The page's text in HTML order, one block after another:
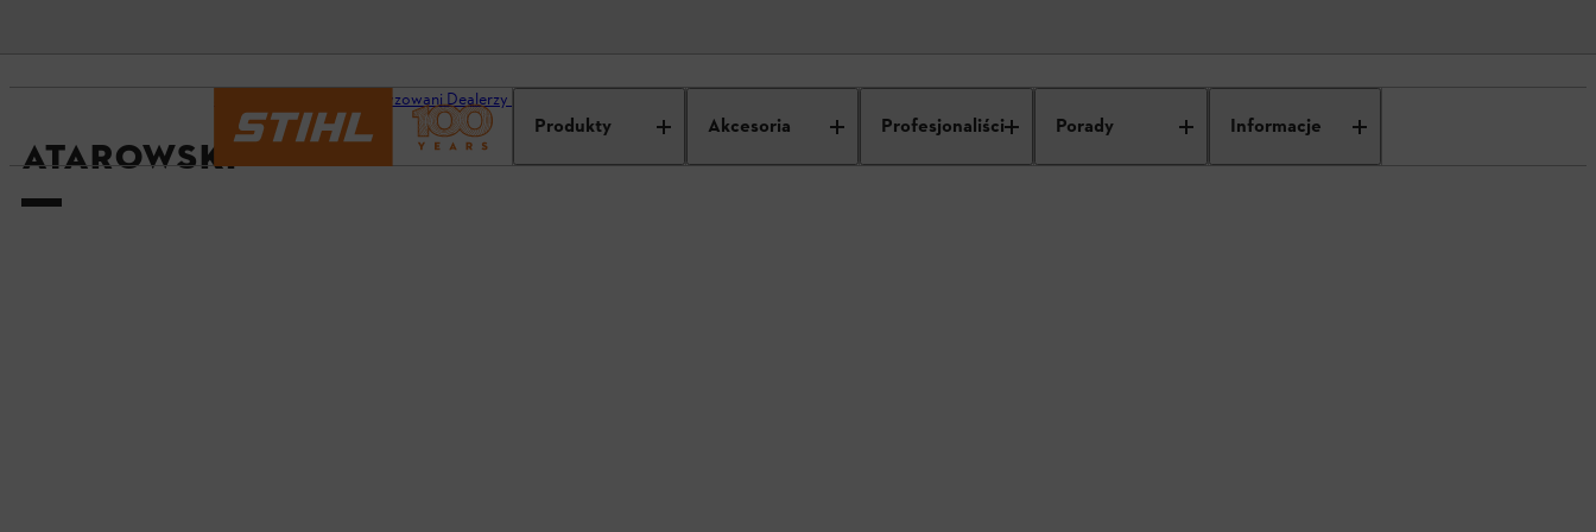
Produkty Akcesoria Profesjonaliści Porady Informacje
Autoryzowani Dealerzy STIHL
ATAROWSKI